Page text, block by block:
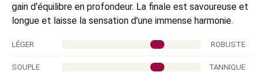
gain d'équilibre en profondeur. La finale est savoureuse et
longue et laisse la sensation d'une immense harmonie.
LÉGER ROBUSTE
SOUPLE TANNIQUE